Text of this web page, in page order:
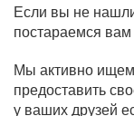
Если вы не
постараемся
Мы активно
предоставить
у ваших друзей